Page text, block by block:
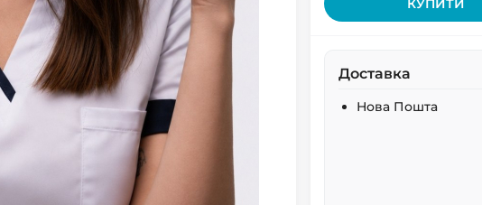
КУПИТИ
Доставка
Нова Пошта